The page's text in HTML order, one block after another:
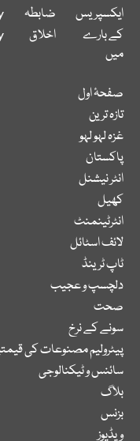
ایکسپریس
کے بارے
میں
ضابطہ
اخلاق
صفحۂ اول
تازہ ترین
غزہ لہو لہو
پاکستان
انٹر نیشنل
کھیل
انٹرٹینمنٹ
لائف اسٹائل
ٹاپ ٹرینڈ
دلچسپ و عجیب
صحت
سونے کے نرخ
پیٹرولیم مصنوعات کی
سائنس و ٹیکنالوجی
بلاگ
بزنس
ویڈیوز